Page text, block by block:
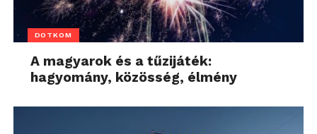
DOTKOM
A magyarok és a tűzijáték:
hagyomány, közösség, élmény